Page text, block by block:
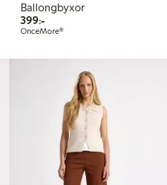
Ballongbyxor
399:-399,00 kr
OnceMore®